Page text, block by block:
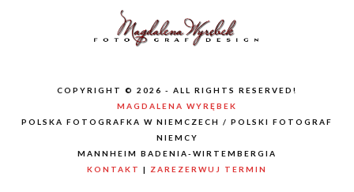
COPYRIGHT © 2026 - ALL RIGHTS RESERVED!
MAGDALENA WYRĘBEK
POLSKA FOTOGRAFKA W NIEMCZECH / POLSKI FOTOGRAF
NIEMCY
MANNHEIM BADENIA-WIRTEMBERGIA
KONTAKT | ZAREZERWUJ TERMIN